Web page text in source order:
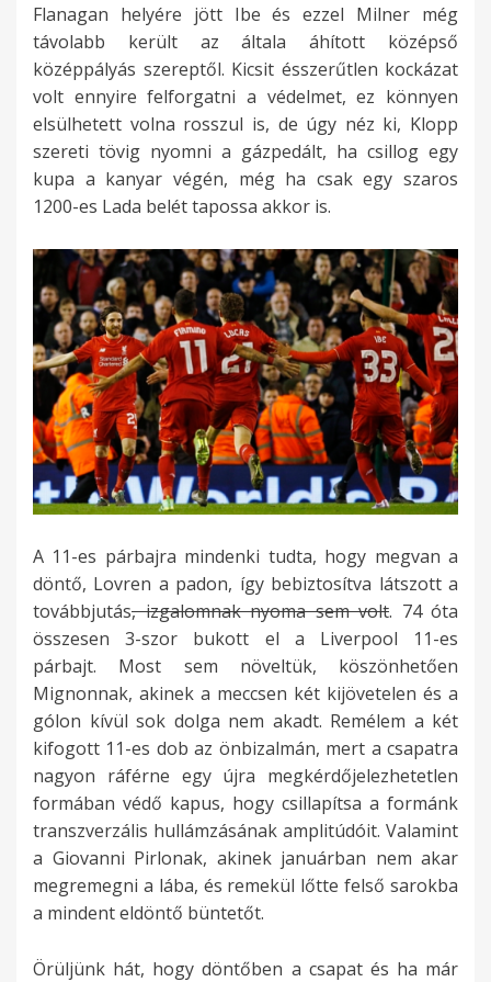
Flanagan helyére jött Ibe és ezzel Milner még
távolabb került az általa áhított középső
középpályás szereptől. Kicsit ésszerűtlen kockázat
volt ennyire felforgatni a védelmet, ez könnyen
elsülhetett volna rosszul is, de úgy néz ki, Klopp
szereti tövig nyomni a gázpedált, ha csillog egy
kupa a kanyar végén, még ha csak egy szaros
1200-es Lada belét tapossa akkor is.
A 11-es párbajra mindenki tudta, hogy megvan a
döntő, Lovren a padon, így bebiztosítva látszott a
továbbjutás, izgalomnak nyoma sem volt. 74 óta
összesen 3-szor bukott el a Liverpool 11-es
párbajt. Most sem növeltük, köszönhetően
Mignonnak, akinek a meccsen két kijövetelen és a
gólon kívül sok dolga nem akadt. Remélem a két
kifogott 11-es dob az önbizalmán, mert a csapatra
nagyon ráférne egy újra megkérdőjelezhetetlen
formában védő kapus, hogy csillapítsa a formánk
transzverzális hullámzásának amplitúdóit. Valamint
a Giovanni Pirlonak, akinek januárban nem akar
megremegni a lába, és remekül lőtte felső sarokba
a mindent eldöntő büntetőt.
Örüljünk hát, hogy döntőben a csapat és ha már